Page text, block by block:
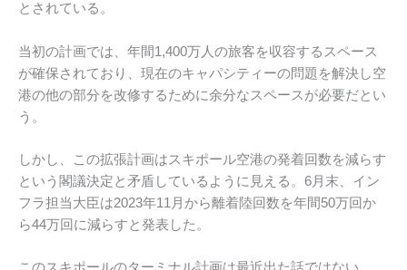
とされている。
当初の計画では、年間1,400万人の旅客を収容するスペース
が確保されており、現在のキャパシティーの問題を解決し空
港の他の部分を改修するために余分なスペースが必要だとい
う。
しかし、この拡張計画はスキポール空港の発着回数を減らす
という閣議決定と矛盾しているように見える。6月末、イン
フラ担当大臣は2023年11月から離着陸回数を年間50万回か
ら44万回に減らすと発表した。